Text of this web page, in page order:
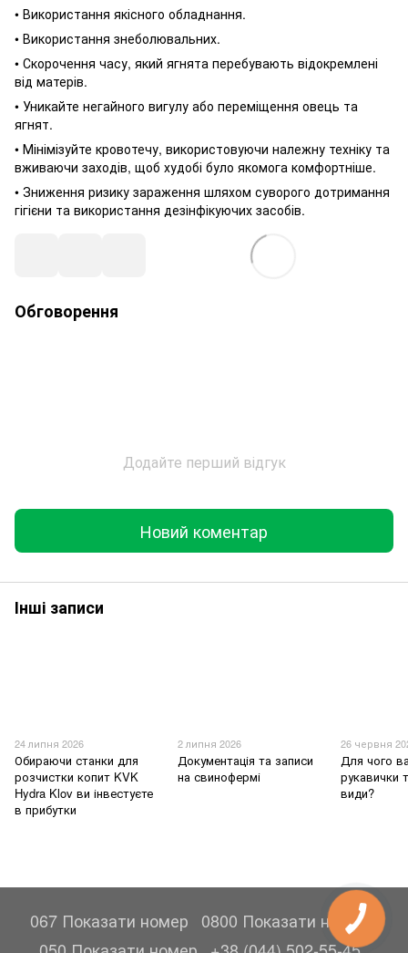
• Використання якісного обладнання.
• Використання знеболювальних.
• Скорочення часу, який ягнята перебувають відокремлені
від матерів.
• Уникайте негайного вигулу або переміщення овець та
ягнят.
• Мінімізуйте кровотечу, використовуючи належну техніку та
вживаючи заходів, щоб худобі було якомога комфортніше.
• Зниження ризику зараження шляхом суворого дотримання
гігієни та використання дезінфікуючих засобів.
Обговорення
Додайте перший відгук
Новий коментар
Інші записи
24 липня 2026
Обираючи станки для
розчистки копит KVK
Hydra Klov ви інвестуєте
в прибутки
2 липня 2026
Документація та записи
на свинофермі
26 червня
Для чого
рукавички
види?
067 Показати номер
0800 Показати номер